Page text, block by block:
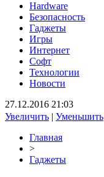
Hardware
Безопасность
Гаджеты
Игры
Интернет
Софт
Технологии
Новости
27.12.2016 21:03
Увеличить | Уменьшить
Главная
>
Гаджеты